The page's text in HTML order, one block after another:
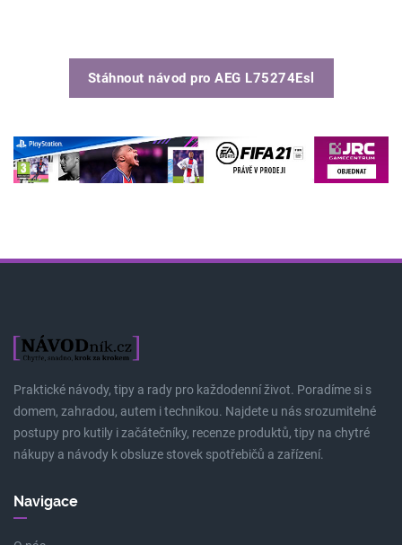
Stáhnout návod pro AEG L75274Esl
Praktické návody, tipy a rady pro každodenní život. Poradíme si s
domem, zahradou, autem i technikou. Najdete u nás srozumitelné
postupy pro kutily i začátečníky, recenze produktů, tipy na chytré
nákupy a návody k obsluze stovek spotřebičů a zařízení.
Navigace